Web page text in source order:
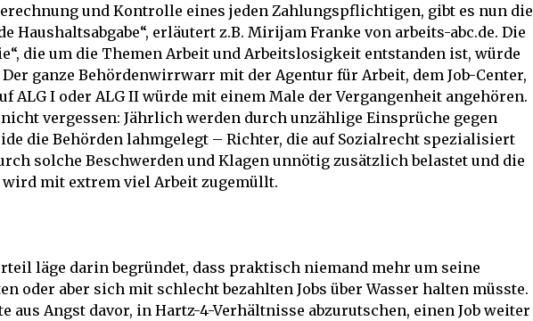
und Kontrolle eines jeden Zahlungspflichtigen, gibt es nun die
Haushaltsabgabe“, erläutert z.B. Mirijam Franke von arbeits-abc.de. Die
die um die Themen Arbeit und Arbeitslosigkeit entstanden ist, würde
ganze Behördenwirrwarr mit der Agentur für Arbeit, dem Job-Center,
ALG I oder ALG II würde mit einem Male der Vergangenheit angehören.
vergessen: Jährlich werden durch unzählige Einsprüche gegen
die Behörden lahmgelegt – Richter, die auf Sozialrecht spezialisiert
solche Beschwerden und Klagen unnötig zusätzlich belastet und die
wird mit extrem viel Arbeit zugemüllt.
läge darin begründet, dass praktisch niemand mehr um seine
oder aber sich mit schlecht bezahlten Jobs über Wasser halten müsste.
aus Angst davor, in Hartz-4-Verhältnisse abzurutschen, einen Job weiter